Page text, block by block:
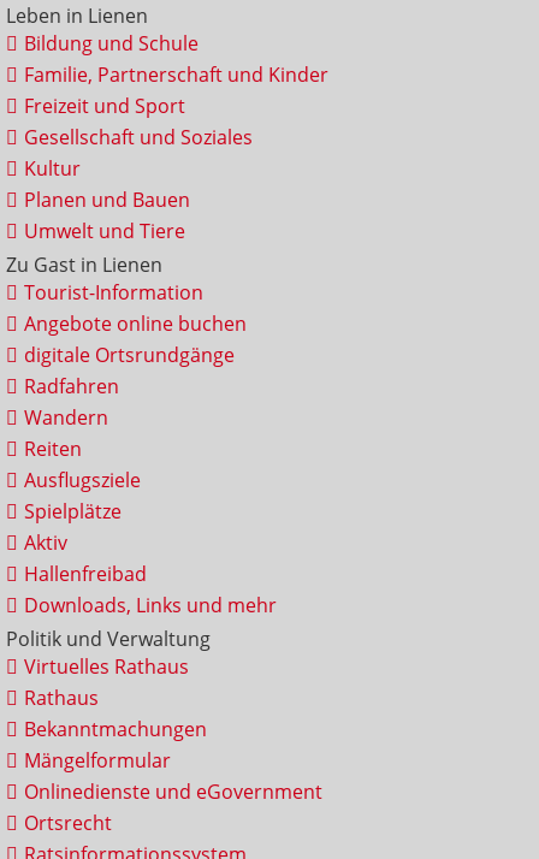
Leben in Lienen
Bildung und Schule
Familie, Partnerschaft und Kinder
Freizeit und Sport
Gesellschaft und Soziales
Kultur
Planen und Bauen
Umwelt und Tiere
Zu Gast in Lienen
Tourist-Information
Angebote online buchen
digitale Ortsrundgänge
Radfahren
Wandern
Reiten
Ausflugsziele
Spielplätze
Aktiv
Hallenfreibad
Downloads, Links und mehr
Politik und Verwaltung
Virtuelles Rathaus
Rathaus
Bekanntmachungen
Mängelformular
Onlinedienste und eGovernment
Ortsrecht